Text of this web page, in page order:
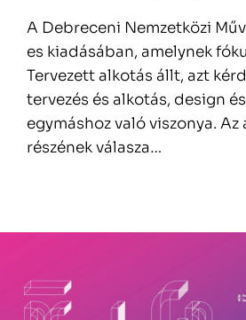
A Debreceni Nemzetközi
es kiadásában, amelynek
Tervezett alkotás állt, azt
tervezés és alkotás, design
egymáshoz való viszonya. Az
részének válasza…